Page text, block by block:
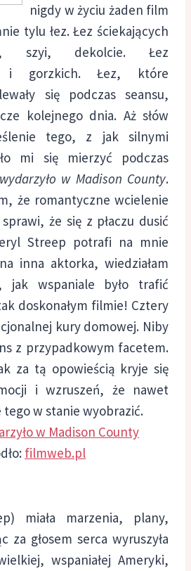
nigdy w życiu żaden film
tylu łez. Łez ściekających
szyi, dekolcie. Łez
i gorzkich. Łez, które
się podczas seansu,
kolejnego dnia. Aż słów
tego, z jak silnymi
mi się mierzyć podczas
w Madison County.
że romantyczne wcielenie
że się z płaczu dusić
Streep potrafi na mnie
inna aktorka, wiedziałam
jak wspaniale było trafić
doskonałym filmie! Cztery
kury domowej. Niby
z przypadkowym facetem.
za tą opowieścią kryje się
i wzruszeń, że nawet
tego w stanie wyobrazić.
filmweb.pl
miała marzenia, plany,
za głosem serca wyruszyła
wspaniałej Ameryki,